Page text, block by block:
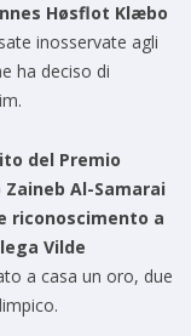
Høsflot Klæbo
inosservate agli
ha deciso di
del Premio
Al-Samarai
riconoscimento a
Vilde
a casa un oro, due